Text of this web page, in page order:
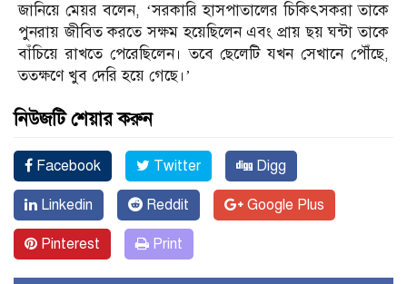
জানিয়ে মেয়র বলেন, ‘সরকারি হাসপাতালের চিকিৎসকরা তাকে
পুনরায় জীবিত করতে সক্ষম হয়েছিলেন এবং প্রায় ছয় ঘন্টা তাকে
বাঁচিয়ে রাখতে পেরেছিলেন। তবে ছেলেটি যখন সেখানে পৌঁছে,
ততক্ষণে খুব দেরি হয়ে গেছে।’
নিউজটি শেয়ার করুন
Facebook Twitter Digg
Linkedin Reddit Google Plus
Pinterest Print